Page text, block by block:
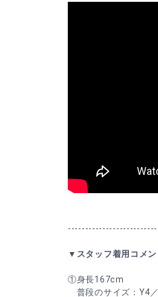
▼スタッフ着用コメン
①身長167cm
普段のサイズ：Y4